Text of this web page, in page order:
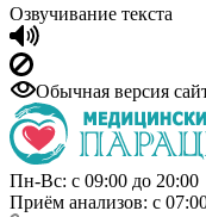
Озвучивание текста
Обычная версия
Пн-Вс: с 09:00 до 20:00
Приём анализов: с